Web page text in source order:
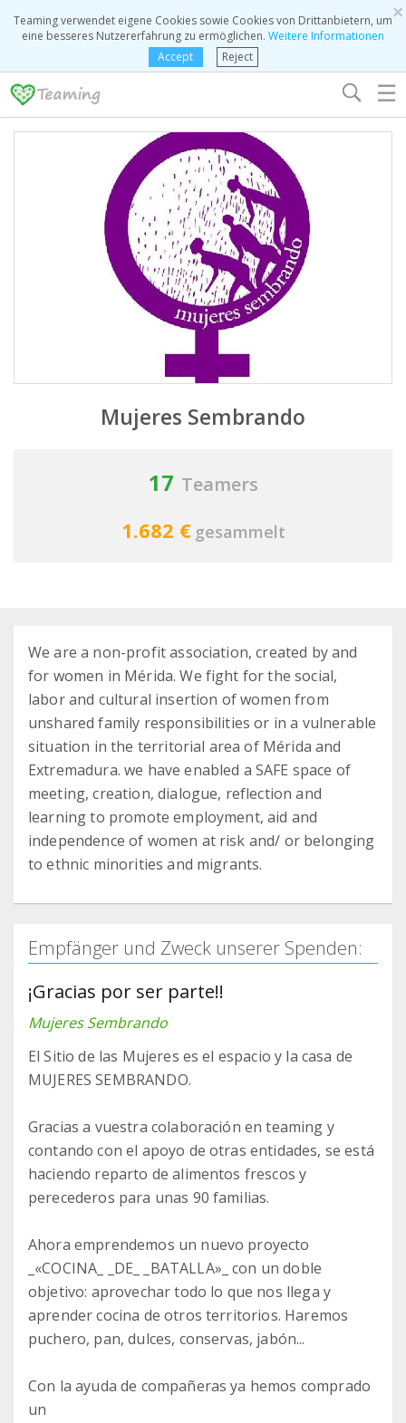
×
Teaming verwendet eigene Cookies sowie Cookies von Drittanbietern, um
eine besseres Nutzererfahrung zu ermöglichen. Weitere Informationen
Accept
Reject
☰
Mujeres Sembrando
17 Teamers
1.682 € gesammelt
We are a non-profit association, created by and
for women in Mérida. We fight for the social,
labor and cultural insertion of women from
unshared family responsibilities or in a vulnerable
situation in the territorial area of ​​Mérida and
Extremadura. we have enabled a SAFE space of
meeting, creation, dialogue, reflection and
learning to promote employment, aid and
independence of women at risk and/ or belonging
to ethnic minorities and migrants.
Empfänger und Zweck unserer Spenden:
¡Gracias por ser parte!!
Mujeres Sembrando
El Sitio de las Mujeres es el espacio y la casa de
MUJERES SEMBRANDO.
Gracias a vuestra colaboración en teaming y
contando con el apoyo de otras entidades, se está
haciendo reparto de alimentos frescos y
perecederos para unas 90 familias.
Ahora emprendemos un nuevo proyecto
_«COCINA_ _DE_ _BATALLA»_ con un doble
objetivo: aprovechar todo lo que nos llega y
aprender cocina de otros territorios. Haremos
puchero, pan, dulces, conservas, jabón...
Con la ayuda de compañeras ya hemos comprado
un